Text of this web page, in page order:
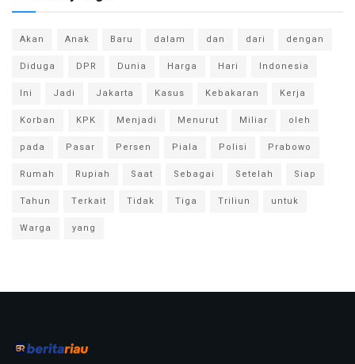
Akan Anak Baru dalam dan dari
dengan
Diduga
DPR Dunia Harga Hari
Indonesia
Ini
Jadi Jakarta Kasus Kebakaran
Kerja
Korban
KPK Menjadi Menurut Miliar
oleh
pada
Pasar Persen Piala Polisi
Prabowo
Rumah
Rupiah Saat Sebagai Setelah
Siap
Tahun
Terkait Tidak Tiga Triliun
untuk
Warga
yang